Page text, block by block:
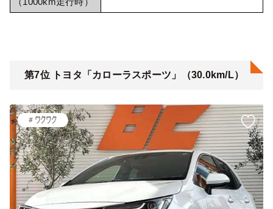
第7位 トヨタ「カローラスポーツ」（30.0km/L）